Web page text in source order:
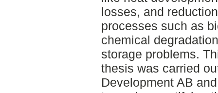
losses, and
processes such as
chemical
storage problems.
thesis was carried
Development AB